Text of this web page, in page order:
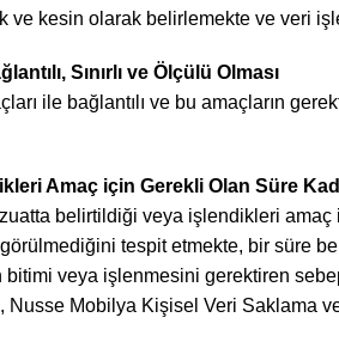
ve kesin olarak belirlemekte ve veri
Sınırlı ve Ölçülü Olması
ile bağlantılı ve bu amaçların
Amaç için Gerekli Olan Süre
belirtildiği veya işlendikleri
tespit etmekte, bir süre
veya işlenmesini gerektiren
Nusse Mobilya Kişisel Veri Saklama